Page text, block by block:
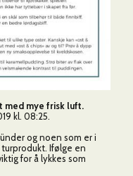
med mye frisk luft.
kl. 08:25.
og noen som er i
Ifølge en
for å lykkes som